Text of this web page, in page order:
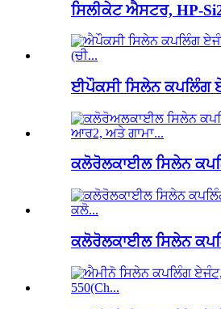
ਸਿਲੀਕੇਟ ਐਸਟਰ, HP-
ਈਪੌਕਸੀ ਸਿਲੇਨ ਕਪਲਿੰਗ
ਕਲੋਰੋਲਕਾਈਲ ਸਿਲੇਨ
ਕਲੋਰੋਲਕਾਈਲ ਸਿਲੇਨ